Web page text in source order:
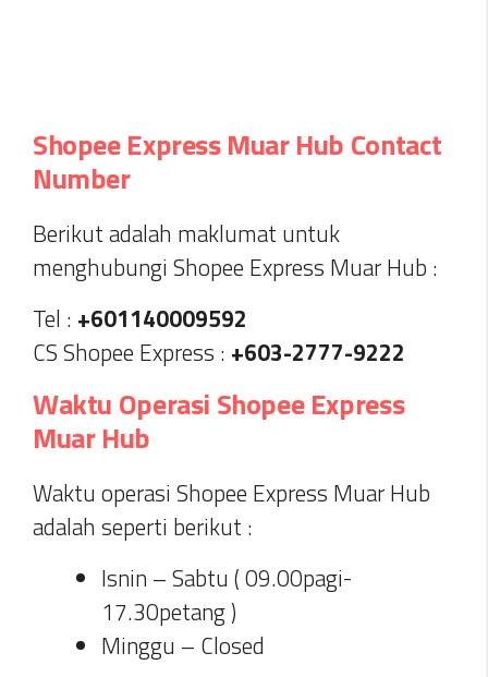
Shopee Express Muar Hub Contact
Number
Berikut adalah maklumat untuk
menghubungi Shopee Express Muar Hub :
Tel : +601140009592
CS Shopee Express : +603-2777-9222
Waktu Operasi Shopee Express
Muar Hub
Waktu operasi Shopee Express Muar Hub
adalah seperti berikut :
Isnin – Sabtu ( 09.00pagi-
17.30petang )
Minggu – Closed